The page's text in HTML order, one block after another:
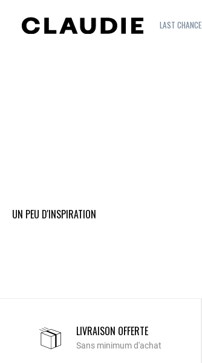
LAST CHANCE
UN PEU D'INSPIRATION
LIVRAISON OFFERTE
Sans minimum d'achat